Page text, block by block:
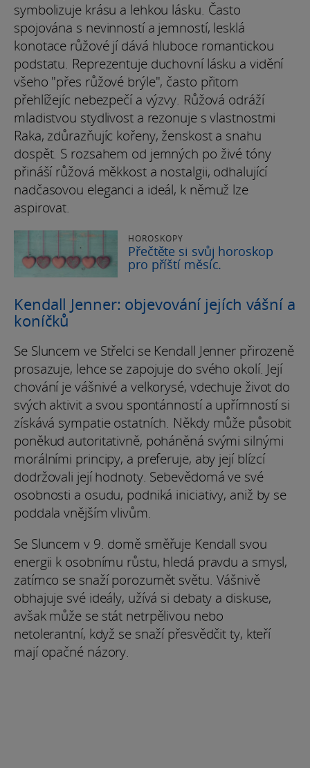
symbolizuje krásu a lehkou lásku. Často
spojována s nevinností a jemností, lesklá
konotace růžové jí dává hluboce romantickou
podstatu. Reprezentuje duchovní lásku a vidění
všeho "přes růžové brýle", často přitom
přehlížejíc nebezpečí a výzvy. Růžová odráží
mladistvou stydlivost a rezonuje s vlastnostmi
Raka, zdůrazňujíc kořeny, ženskost a snahu
dospět. S rozsahem od jemných po živé tóny
přináší růžová měkkost a nostalgii, odhalující
nadčasovou eleganci a ideál, k němuž lze
aspirovat.
HOROSKOPY
Přečtěte si svůj horoskop
pro příští měsíc.
Kendall Jenner: objevování jejích vášní a
koníčků
Se Sluncem ve Střelci se Kendall Jenner přirozeně
prosazuje, lehce se zapojuje do svého okolí. Její
chování je vášnivé a velkorysé, vdechuje život do
svých aktivit a svou spontánností a upřímností si
získává sympatie ostatních. Někdy může působit
poněkud autoritativně, poháněná svými silnými
morálními principy, a preferuje, aby její blízcí
dodržovali její hodnoty. Sebevědomá ve své
osobnosti a osudu, podniká iniciativy, aniž by se
poddala vnějším vlivům.
Se Sluncem v 9. domě směřuje Kendall svou
energii k osobnímu růstu, hledá pravdu a smysl,
zatímco se snaží porozumět světu. Vášnivě
obhajuje své ideály, užívá si debaty a diskuse,
avšak může se stát netrpělivou nebo
netolerantní, když se snaží přesvědčit ty, kteří
mají opačné názory.